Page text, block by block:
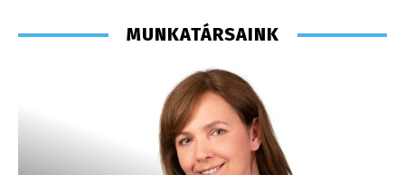
MUNKATÁRSAINK